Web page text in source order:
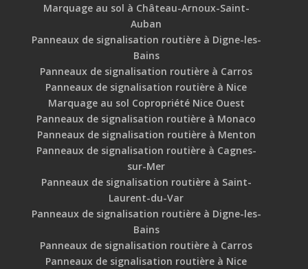
Marquage au sol à Château-Arnoux-Saint-
Auban
Panneaux de signalisation routière à Digne-les-
Bains
Panneaux de signalisation routière à Carros
Panneaux de signalisation routière à Nice
Marquage au sol Copropriété Nice Ouest
Panneaux de signalisation routière à Monaco
Panneaux de signalisation routière à Menton
Panneaux de signalisation routière à Cagnes-
sur-Mer
Panneaux de signalisation routière à Saint-
Laurent-du-Var
Panneaux de signalisation routière à Digne-les-
Bains
Panneaux de signalisation routière à Carros
Panneaux de signalisation routière à Nice